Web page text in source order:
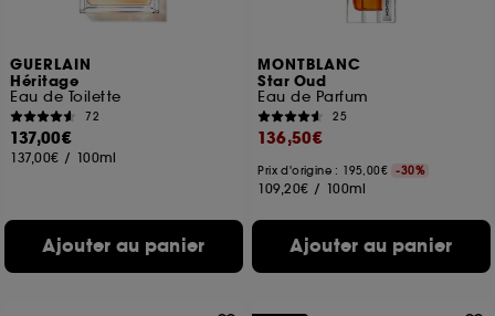
GUERLAIN
Héritage
Eau de Toilette
72
137,00€
137,00€ / 100ml
Ajouter au panier
MONTBLANC
Star Oud
Eau de Parfum
25
136,50€
Prix d'origine : 195,00€ -30%
109,20€ / 100ml
Ajouter au panier